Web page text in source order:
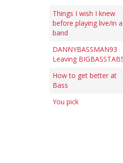
Things I wish I knew
before playing live/in a
band
DANNYBASSMAN93
Leaving
How to get better at
Bass
You pick